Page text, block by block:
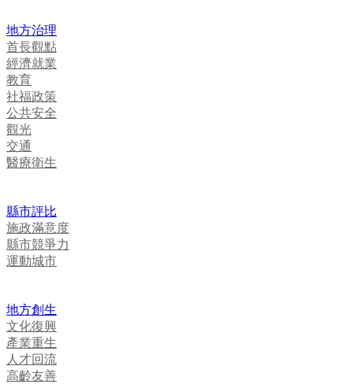
地方治理
首長觀點
經濟就業
教育
社福政策
公共安全
觀光
交通
醫療衛生
縣市評比
施政滿意度
縣市競爭力
運動城市
地方創生
文化復興
產業重生
人才回流
高齡友善